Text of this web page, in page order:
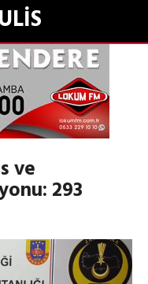
ve
293